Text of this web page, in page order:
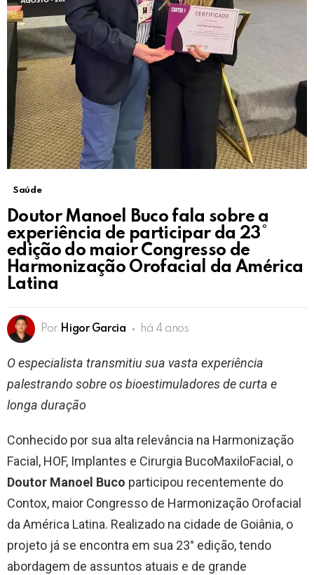
Saúde
Doutor Manoel Buco fala sobre a
experiência de participar da 23°
edição do maior Congresso de
Harmonização Orofacial da América
Latina
Por Higor Garcia há 4 anos
O especialista transmitiu sua vasta experiência
palestrando sobre os bioestimuladores de curta e
longa duração
Conhecido por sua alta relevância na Harmonização
Facial, HOF, Implantes e Cirurgia BucoMaxiloFacial, o
Doutor Manoel Buco participou recentemente do
Contox, maior Congresso de Harmonização Orofacial
da América Latina. Realizado na cidade de Goiânia, o
projeto já se encontra em sua 23° edição, tendo
abordagem de assuntos atuais e de grande